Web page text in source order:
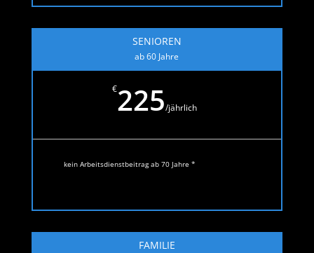
SENIOREN
ab 60 Jahre
€225/jährlich
kein Arbeitsdienstbeitrag ab 70 Jahre *
FAMILIE